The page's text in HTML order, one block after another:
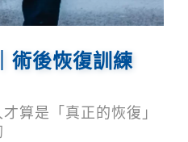
術後恢復訓練
算是「真正的恢復」